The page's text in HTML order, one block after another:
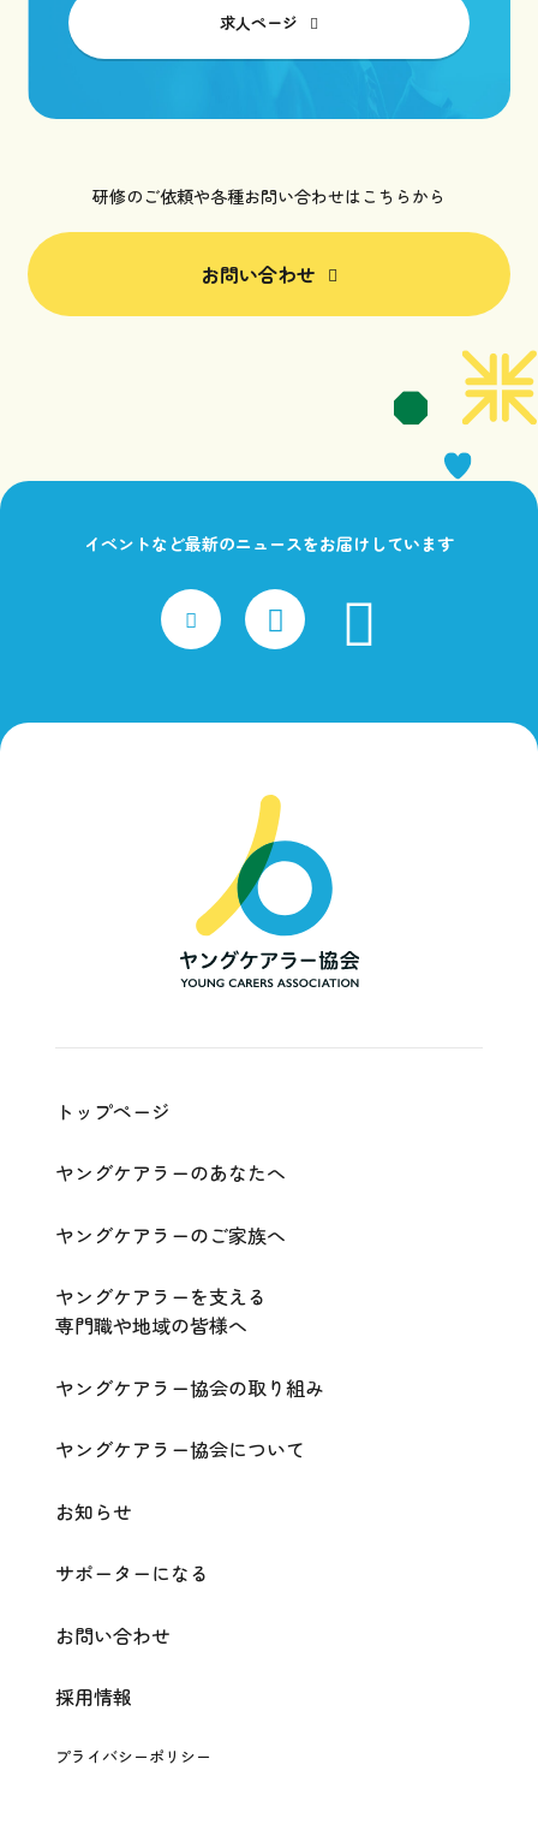
求人ページ
研修のご依頼や各種お問い合わせはこちらから
お問い合わせ
イベントなど最新のニュースをお届けしています
x Instagram
ア
ラ
ー
Young
トップページ
ヤングケアラーのあなたへ
ヤングケアラーのご家族へ
ヤングケアラーを支える
専門職や地域の皆様へ
ヤングケアラー協会の取り組み
ヤングケアラー協会について
お知らせ
サポーターになる
お問い合わせ
採用情報
プライバシーポリシー